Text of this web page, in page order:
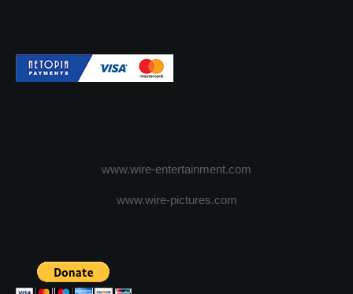
www.wire-entertainment.com
www.wire-pictures.com